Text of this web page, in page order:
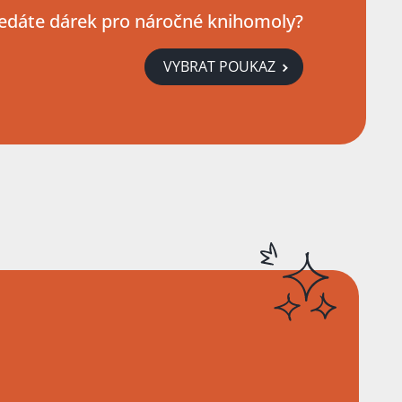
dárek pro náročné knihomoly?
VYBRAT POUKAZ